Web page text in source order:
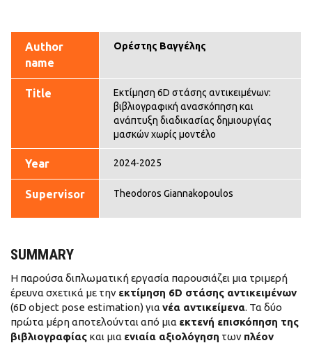
Author
name
Ορέστης Βαγγέλης
Title
Εκτίμηση 6D στάσης αντικειμένων:
βιβλιογραφική ανασκόπηση και
ανάπτυξη διαδικασίας δημιουργίας
μασκών χωρίς μοντέλο
Year 2024-2025
Supervisor Theodoros Giannakopoulos
SUMMARY
Η παρούσα διπλωματική εργασία παρουσιάζει μια τριμερή
έρευνα σχετικά με την εκτίμηση 6D στάσης αντικειμένων
(6D object pose estimation) για νέα αντικείμενα. Τα δύο
πρώτα μέρη αποτελούνται από μια εκτενή επισκόπηση της
βιβλιογραφίας και μια ενιαία αξιολόγηση των πλέον